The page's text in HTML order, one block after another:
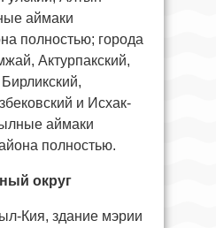
аймаки
полностью; города
Актурпакский,
и Исхак-
аймаки
полностью.
округ
Кия, здание мэрии